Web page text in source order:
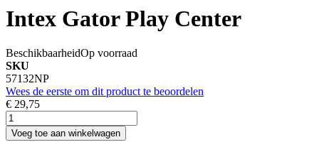
Intex Gator Play Center
BeschikbaarheidOp voorraad
SKU
57132NP
Wees de eerste om dit product te beoordelen
€ 29,75
Voeg toe aan winkelwagen